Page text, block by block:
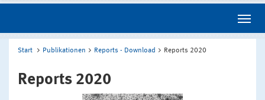
Start Publikationen Reports - Download Reports 2020
Reports 2020